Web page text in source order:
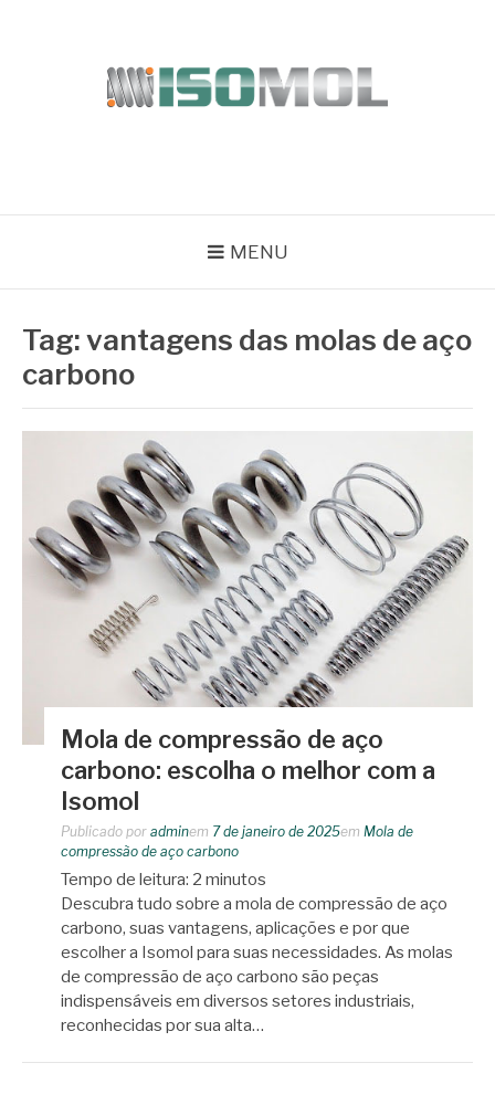
MENU
Tag:vantagens das molas de aço
carbono
Mola de compressão de aço
carbono: escolha o melhor com a
Isomol
Publicado por adminem 7 de janeiro de 2025em Mola de
compressão de aço carbono
Tempo de leitura: 2 minutos
Descubra tudo sobre a mola de compressão de aço
carbono, suas vantagens, aplicações e por que
escolher a Isomol para suas necessidades. As molas
de compressão de aço carbono são peças
indispensáveis em diversos setores industriais,
reconhecidas por sua alta…